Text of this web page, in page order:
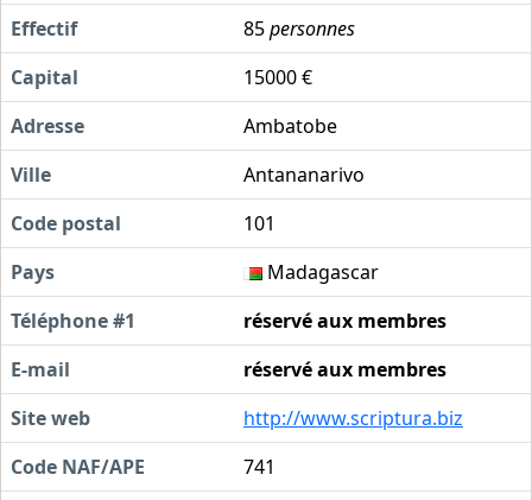
Effectif
85personnes
Capital
15000 €
Adresse
Ambatobe
Ville
Antananarivo
Code postal
101
Pays
Madagascar
Téléphone #1
réservé aux membres
E-mail
réservé aux membres
Site web
http://www.scriptura.biz
Code NAF/APE
741